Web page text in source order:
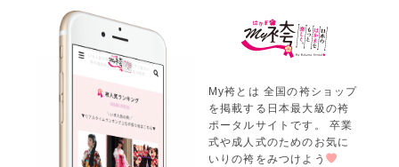
My袴とは 全国の袴ショップ
を掲載する日本最大級の袴
ポータルサイトです。 卒業
式や成人式のためのお気に
いりの袴をみつけよう